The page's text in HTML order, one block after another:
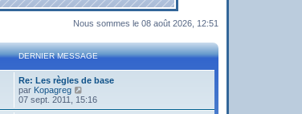
Nous sommes le 08 août 2026, 12:51
DERNIER MESSAGE
Re: Les règles de base
par Kopagreg
o
i
07 sept. 2011, 15:16